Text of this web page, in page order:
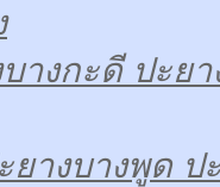
บางกะดี ปะย
ยางบางพูด ป